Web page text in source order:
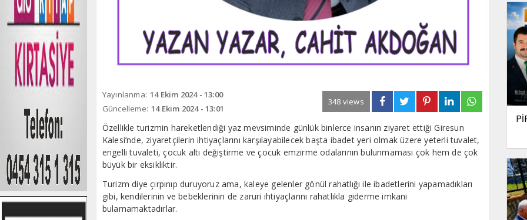
Yayınlanma: 14 Ekim 2024 - 13:00
Güncelleme: 14 Ekim 2024 - 13:01
348 views
Özellikle turizmin hareketlendiği yaz mevsiminde günlük binlerce insanın ziyaret ettiği Giresun
Kalesi’nde, ziyaretçilerin ihtiyaçlarını karşılayabilecek başta ibadet yeri olmak üzere yeterli tuvalet,
engelli tuvaleti, çocuk altı değiştirme ve çocuk emzirme odalarının bulunmaması çok hem de çok
büyük bir eksikliktir.
Turizm diye çırpınıp duruyoruz ama, kaleye gelenler gönül rahatlığı ile ibadetlerini yapamadıkları
gibi, kendilerinin ve bebeklerinin de zaruri ihtiyaçlarını rahatlıkla giderme imkanı
bulamamaktadırlar.